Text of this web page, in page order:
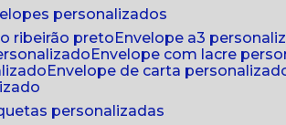
personalizados
ribeirão preto
envelope a3
envelope com lacre
envelope de carta
personalizadas